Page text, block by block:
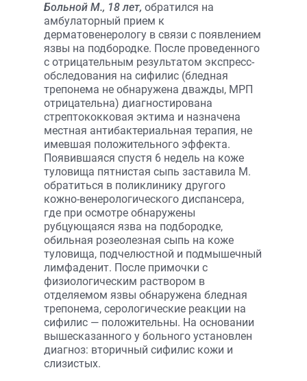
Больной М., 18 лет, обратился на
амбулаторный прием к
дерматовенерологу в связи с появлением
язвы на подбородке. После проведенного
с отрицательным результатом экспресс-
обследования на сифилис (бледная
трепонема не обнаружена дважды, МРП
отрицательна) диагностирована
стрептококковая эктима и назначена
местная антибактериальная терапия, не
имевшая положительного эффекта.
Появившаяся спустя 6 недель на коже
туловища пятнистая сыпь заставила М.
обратиться в поликлинику другого
кожно-венерологического диспансера,
где при осмотре обнаружены
рубцующаяся язва на подбородке,
обильная розеолезная сыпь на коже
туловища, подчелюстной и подмышечный
лимфаденит. После примочки с
физиологическим раствором в
отделяемом язвы обнаружена бледная
трепонема, серологические реакции на
сифилис — положительны. На основании
вышесказанного у больного установлен
диагноз: вторичный сифилис кожи и
слизистых.